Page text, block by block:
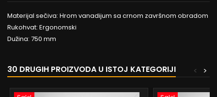
Materijal sečiva: Hrom vanadijum sa crnom završnom obradom
Rukohvat: Ergonomski
Dužina: 750 mm
30 DRUGIH PROIZVODA U ISTOJ KATEGORIJI >
<